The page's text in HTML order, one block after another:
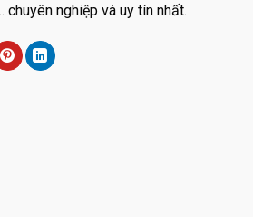
chuyên nghiệp và uy tín nhất.